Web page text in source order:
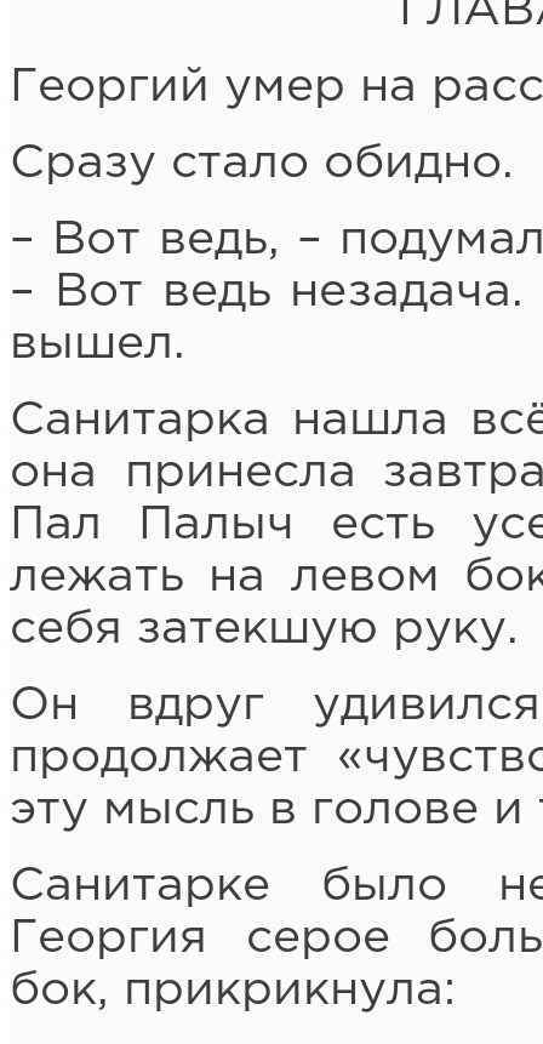
Георгий умер на
Сразу стало обидно.
– Вот ведь, –
– Вот ведь
вышел.
Санитарка нашла
она принесла
Пал Палыч есть
лежать на левом
себя затекшую руку.
Он вдруг
продолжает
эту мысль в голове и
Санитарке было
Георгия серое
бок, прикрикнула: